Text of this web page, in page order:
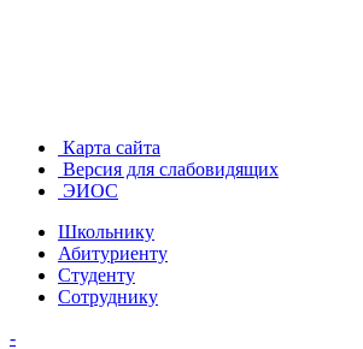
Карта сайта
Версия для слабовидящих
ЭИОС
Школьнику
Абитуриенту
Студенту
Сотруднику
-